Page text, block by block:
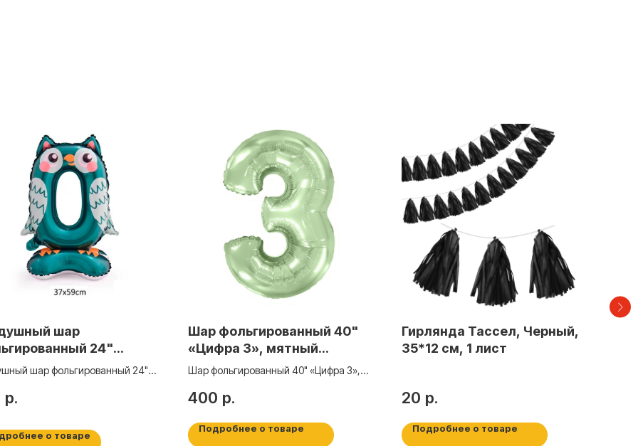
шар
24"
0» на подставке,
шар фольгированный 24"
р.
о товаре
Шар фольгированный 40"
«Цифра 3», мятный
макарунс
Шар фольгированный 40" «Цифра 3»,
400 р.
Подробнее о товаре
Гирлянда Тассел, Черный,
35*12 см, 1 лист
20 р.
Подробнее о товаре